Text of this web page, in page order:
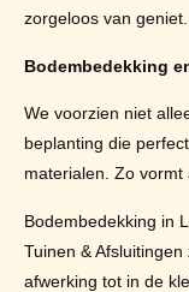
zorgeloos van geniet.
Bodembedekking
We voorzien niet
beplanting die
materialen. Zo
Bodembedekking in
Tuinen &
afwerking tot in de